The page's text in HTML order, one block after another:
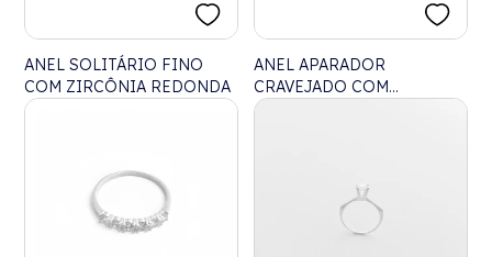
ANEL SOLITÁRIO FINO
COM ZIRCÔNIA REDONDA
ANEL APARADOR
CRAVEJADO COM
ZIRCÔNIAS